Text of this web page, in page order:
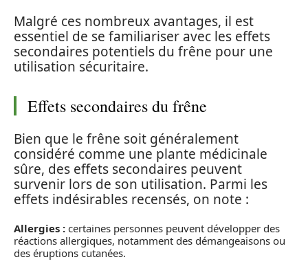
Malgré ces nombreux avantages, il est
essentiel de se familiariser avec les effets
secondaires potentiels du frêne pour une
utilisation sécuritaire.
Effets secondaires du frêne
Bien que le frêne soit généralement
considéré comme une plante médicinale
sûre, des effets secondaires peuvent
survenir lors de son utilisation. Parmi les
effets indésirables recensés, on note :
Allergies : certaines personnes peuvent développer des
réactions allergiques, notamment des démangeaisons ou
des éruptions cutanées.